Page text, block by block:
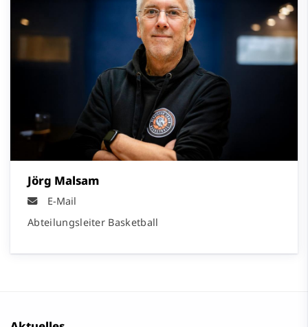
Jörg Malsam
E-Mail
Abteilungsleiter Basketball